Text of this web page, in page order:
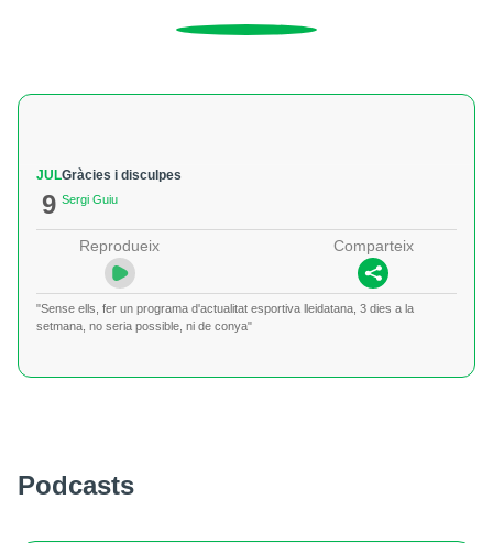
JUL
9
Gràcies i disculpes
Sergi Guiu
Reprodueix Comparteix
"Sense ells, fer un programa d'actualitat esportiva lleidatana, 3 dies a la
setmana, no seria possible, ni de conya"
Podcasts